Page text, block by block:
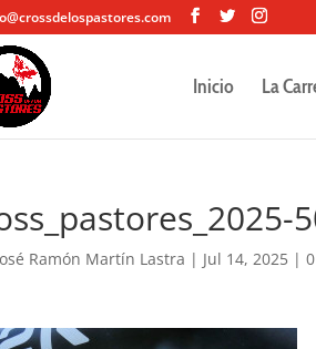
Inicio La
Ramón Martín Lastra | Jul 14, 2025 |